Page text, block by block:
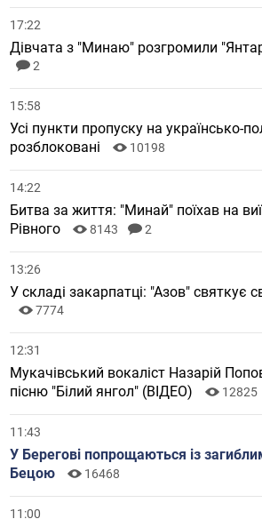
17:22
Дівчата з "Минаю" розгромили
2
15:58
Усі пункти пропуску на українсько-
розблоковані
10198
14:22
Битва за життя: "Минай" поїхав на
Рівного
8143 2
13:26
У складі закарпатці: "Азов" святкує
7774
12:31
Мукачівський вокаліст Назарій
пісню "Білий янгол" (ВІДЕО)
12825
11:43
У Берегові попрощаються із
Бецою
16468
11:00